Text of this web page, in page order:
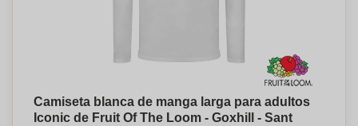
Camiseta blanca de manga larga para adultos
Iconic de Fruit Of The Loom - Goxhill - Sant